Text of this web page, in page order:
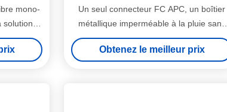
mono-
solution
Un seul connecteur FC APC, un boîtier
métallique imperméable à la pluie sans
bride
Obtenez le meilleur prix